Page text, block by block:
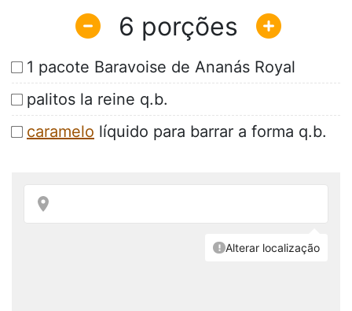
6
1 pacote Baravoise de Ananás Royal
palitos la reine q.b.
caramelo líquido para barrar a forma q.b.